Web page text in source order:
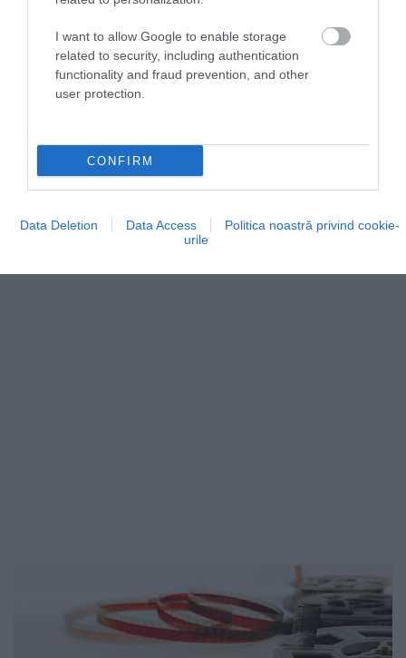
I want to allow Google to enable storage
related to security, including authentication
functionality and fraud prevention, and other
user protection.
CONFIRM
Data Deletion Data Access
Politica noastră privind cookie-
urile
ediția din 2023
10.000 de participanți și-au achiziționat deja